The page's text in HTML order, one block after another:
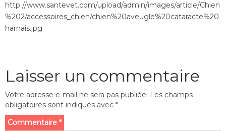
http://www.santevet.com/upload/admin/images/article/Chien
%202/accessoires_chien/chien%20aveugle%20cataracte%20
harnais.jpg
Laisser un commentaire
Votre adresse e-mail ne sera pas publiée. Les champs
obligatoires sont indiqués avec *
Commentaire *